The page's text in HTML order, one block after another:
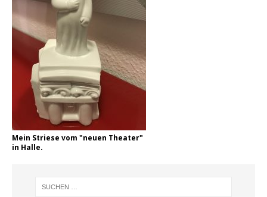
Mein Striese vom "neuen Theater"
in Halle.